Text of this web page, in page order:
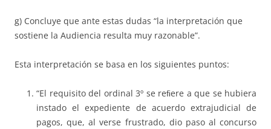
g) Concluye que ante estas dudas “la interpretación que
sostiene la Audiencia resulta muy razonable”.
Esta interpretación se basa en los siguientes puntos:
“El requisito del ordinal 3º se reﬁere a que se hubiera
instado el expediente de acuerdo extrajudicial de
pagos, que, al verse frustrado, dio paso al concurso